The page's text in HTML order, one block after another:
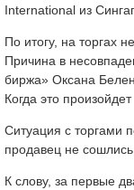
International из
По итогу, на торгах
Причина в
биржа» Оксана
Когда это
Ситуация с торгами
продавец не сошлись
К слову, за первые